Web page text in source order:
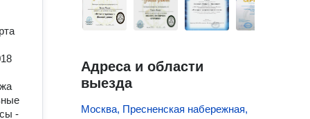
-
Адреса и области
выезда
Москва, Пресненская набережная,